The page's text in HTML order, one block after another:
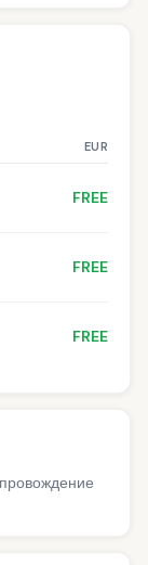
EUR
FREE
FREE
FREE